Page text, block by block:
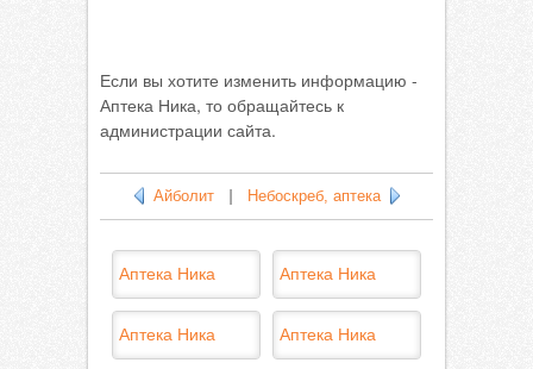
Если вы хотите изменить информацию -
Аптека Ника, то обращайтесь к
администрации сайта.
Айболит| Небоскреб, аптека
Аптека Ника Аптека Ника
Аптека Ника Аптека Ника